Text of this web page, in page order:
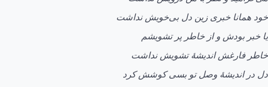
خود همانا خبری زین دل بی‌خویش نداشت
یا خبر بودش و از خاطر پر تشویشم
خاطر فارغش اندیشۀ تشویش نداشت
دل در اندیشۀ وصل تو بسی کوشش کرد